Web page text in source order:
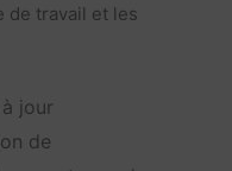
de travail et les
jour
de